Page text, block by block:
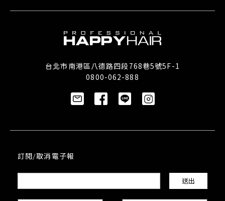
台北市南港區八德路四段768巷5號5F-1
0800-062-888
訂閱/取消電子報